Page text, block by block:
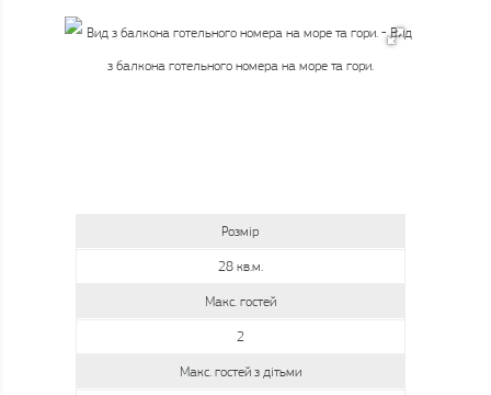
Розмір
28 кв.м.
Макс. гостей
2
Макс. гостей з дітьми